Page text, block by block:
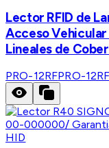
Lector RFID de
Acceso Vehicular
Lineales de
PRO-12RFPRO-12RF
HID